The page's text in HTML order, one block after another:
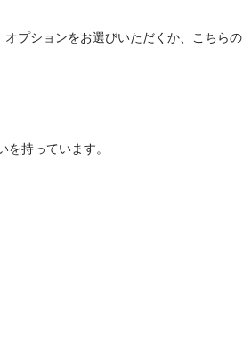
プションをお選びいただくか、こちらの
持っています。